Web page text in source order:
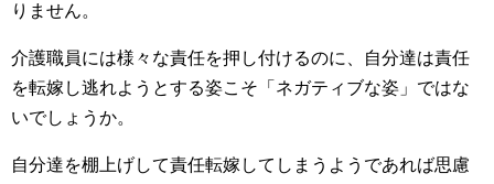
りません。
介護職員には様々な責任を押し付けるのに、自分達は責任
を転嫁し逃れようとする姿こそ「ネガティブな姿」ではな
いでしょうか。
自分達を棚上げして責任転嫁してしまうようであれば思慮